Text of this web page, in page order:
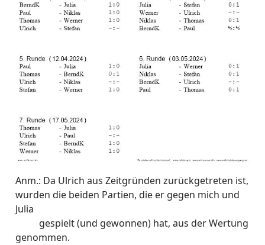
Anm.: Da Ulrich aus Zeitgründen zurückgetreten ist,
wurden die beiden Partien, die er gegen mich und
Julia
gespielt (und gewonnen) hat, aus der Wertung
genommen.